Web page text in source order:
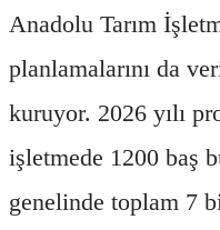
Anadolu Tarım
planlamalarını da
kuruyor. 2026 yılı
işletmede 1200 baş
genelinde toplam 7